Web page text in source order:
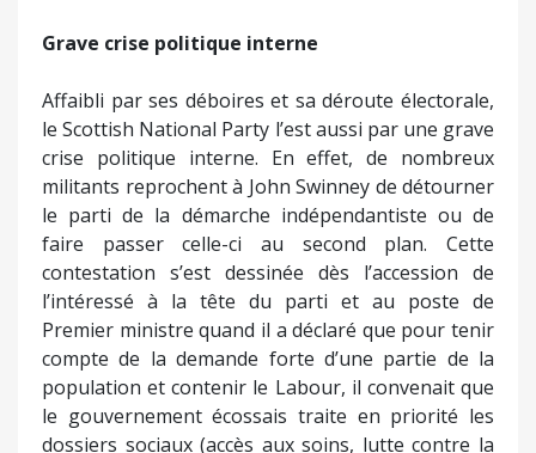
Grave crise politique interne
Affaibli par ses déboires et sa déroute électorale,
le Scottish National Party l’est aussi par une grave
crise politique interne. En effet, de nombreux
militants reprochent à John Swinney de détourner
le parti de la démarche indépendantiste ou de
faire passer celle-ci au second plan. Cette
contestation s’est dessinée dès l’accession de
l’intéressé à la tête du parti et au poste de
Premier ministre quand il a déclaré que pour tenir
compte de la demande forte d’une partie de la
population et contenir le Labour, il convenait que
le gouvernement écossais traite en priorité les
dossiers sociaux (accès aux soins, lutte contre la